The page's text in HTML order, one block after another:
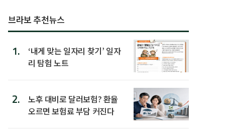
브라보 추천뉴스
1.
‘내게 맞는 일자리 찾기’ 일자
리 탐험 노트
2.
노후 대비로 달러보험? 환율
오르면 보험료 부담 커진다